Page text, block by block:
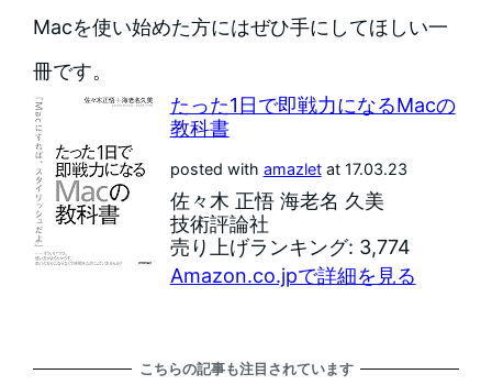
Macを使い始めた方にはぜひ手にしてほしい一
冊です。
たった1日で即戦力になるMacの
教科書
posted with amazletat 17.03.23
佐々木 正悟 海老名 久美
技術評論社
売り上げランキング: 3,774
Amazon.co.jpで詳細を見る
こちらの記事も注目されています